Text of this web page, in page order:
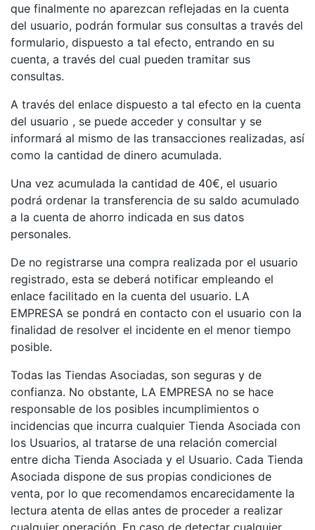
que finalmente no aparezcan reflejadas en la cuenta
del usuario, podrán formular sus consultas a través del
formulario, dispuesto a tal efecto, entrando en su
cuenta, a través del cual pueden tramitar sus
consultas.
A través del enlace dispuesto a tal efecto en la cuenta
del usuario , se puede acceder y consultar y se
informará al mismo de las transacciones realizadas, así
como la cantidad de dinero acumulada.
Una vez acumulada la cantidad de 40€, el usuario
podrá ordenar la transferencia de su saldo acumulado
a la cuenta de ahorro indicada en sus datos
personales.
De no registrarse una compra realizada por el usuario
registrado, esta se deberá notificar empleando el
enlace facilitado en la cuenta del usuario. LA
EMPRESA se pondrá en contacto con el usuario con la
finalidad de resolver el incidente en el menor tiempo
posible.
Todas las Tiendas Asociadas, son seguras y de
confianza. No obstante, LA EMPRESA no se hace
responsable de los posibles incumplimientos o
incidencias que incurra cualquier Tienda Asociada con
los Usuarios, al tratarse de una relación comercial
entre dicha Tienda Asociada y el Usuario. Cada Tienda
Asociada dispone de sus propias condiciones de
venta, por lo que recomendamos encarecidamente la
lectura atenta de ellas antes de proceder a realizar